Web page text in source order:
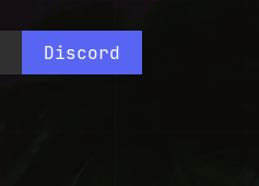
Discord